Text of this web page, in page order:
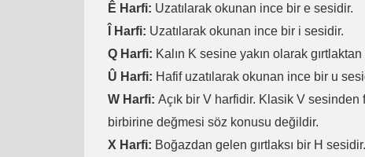
Ê Harfi: Uzatılarak okunan ince bir e sesidir.
Î Harfi: Uzatılarak okunan ince bir i sesidir.
Q Harfi: Kalın K sesine yakın olarak
Û Harfi: Hafif uzatılarak okunan ince bir u
W Harfi: Açık bir V harfidir. Klasik V sesinden
birbirine değmesi söz konusu değildir.
X Harfi: Boğazdan gelen gırtlaksı bir H